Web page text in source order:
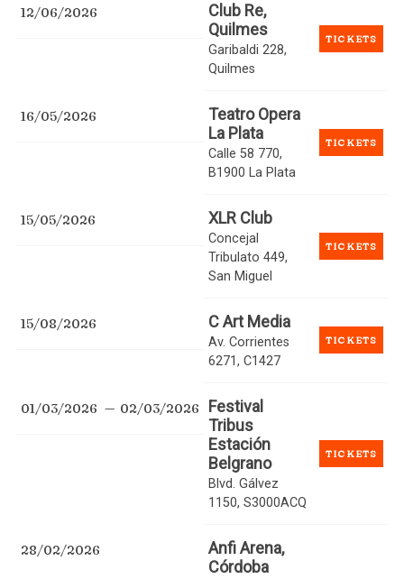
12/06/2026
Club Re,
Quilmes
Garibaldi 228,
Quilmes
TICKETS
16/05/2026
Teatro Opera
La Plata
Calle 58 770,
B1900 La Plata
TICKETS
15/05/2026 XLR Club
Concejal
Tribulato 449,
San Miguel
TICKETS
15/08/2026 C Art Media
Av. Corrientes
6271, C1427
TICKETS
01/03/2026 02/03/2026
Festival
Tribus
Estación
Belgrano
Blvd. Gálvez
1150, S3000ACQ
TICKETS
28/02/2026
Anfi Arena,
Córdoba